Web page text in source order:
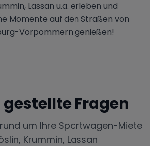
Lassan u.a. erleben und
Momente auf den Straßen von
Vorpommern genießen!
Fragen
um Ihre Sportwagen-Miete
Krummin, Lassan